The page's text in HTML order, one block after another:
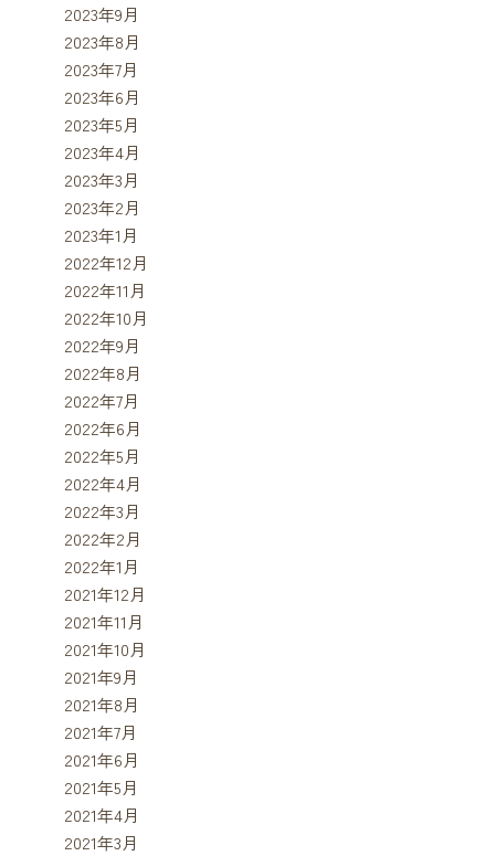
2023年9月
2023年8月
2023年7月
2023年6月
2023年5月
2023年4月
2023年3月
2023年2月
2023年1月
2022年12月
2022年11月
2022年10月
2022年9月
2022年8月
2022年7月
2022年6月
2022年5月
2022年4月
2022年3月
2022年2月
2022年1月
2021年12月
2021年11月
2021年10月
2021年9月
2021年8月
2021年7月
2021年6月
2021年5月
2021年4月
2021年3月